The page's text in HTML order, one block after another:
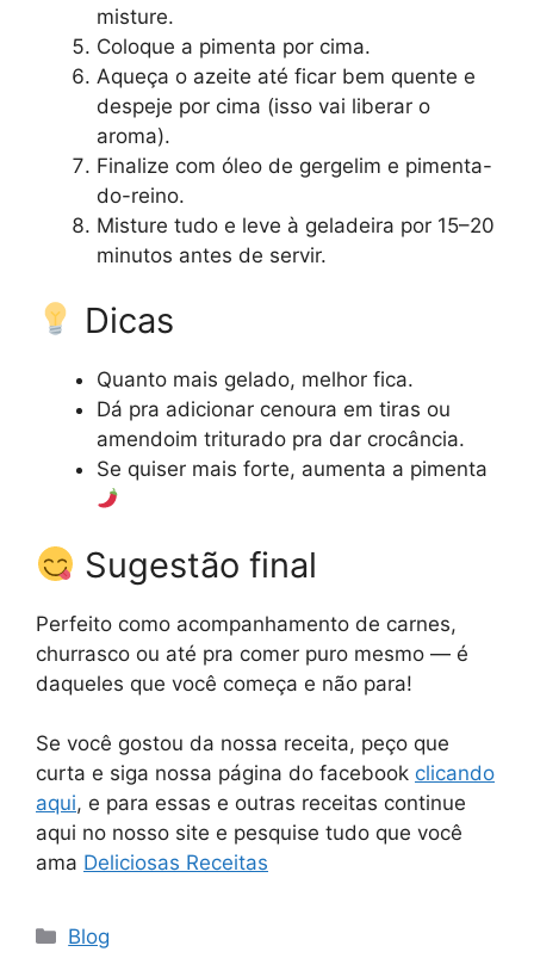
misture.
Coloque a pimenta por cima.
Aqueça o azeite até ficar bem quente e
despeje por cima (isso vai liberar o
aroma).
Finalize com óleo de gergelim e pimenta-
do-reino.
Misture tudo e leve à geladeira por 15–20
minutos antes de servir.
Dicas
Quanto mais gelado, melhor fica.
Dá pra adicionar cenoura em tiras ou
amendoim triturado pra dar crocância.
Se quiser mais forte, aumenta a pimenta
Sugestão final
Perfeito como acompanhamento de carnes,
churrasco ou até pra comer puro mesmo — é
daqueles que você começa e não para!
Se você gostou da nossa receita, peço que
curta e siga nossa página do facebook clicando
aqui, e para essas e outras receitas continue
aqui no nosso site e pesquise tudo que você
ama Deliciosas Receitas
Categorias
Blog